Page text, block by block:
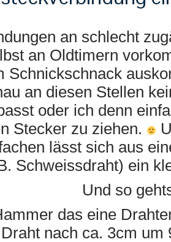
an schlecht
an Oldtimern
Schnickschnack
an diesen Stellen
oder ich denn
Stecker zu ziehen.
lässt sich aus
Schweissdraht) ein
Und so
das eine
Draht nach ca. 3cm um